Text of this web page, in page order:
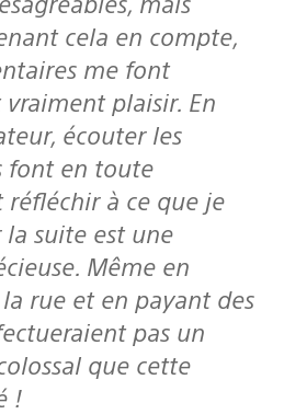
cela en compte,
me font
plaisir. En
écouter les
font en toute
à ce que je
la suite est une
Même en
rue et en payant des
pas un
que cette
!